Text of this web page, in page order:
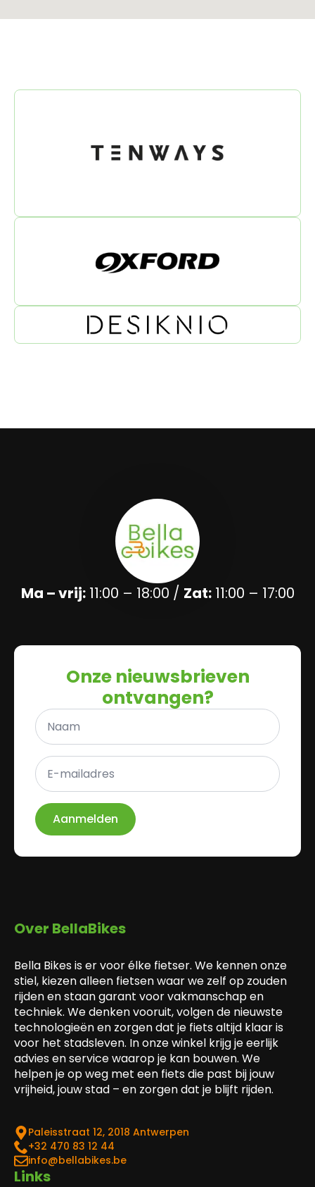
Ma – vrij:11:00 – 18:00 / Zat:11:00 – 17:00
Onze nieuwsbrieven
ontvangen?
Naam
E-
mailadres
*
Aanmelden
Over BellaBikes
Bella Bikes is er voor élke fietser. We kennen onze
stiel, kiezen alleen fietsen waar we zelf op zouden
rijden en staan garant voor vakmanschap en
techniek. We denken vooruit, volgen de nieuwste
technologieën en zorgen dat je fiets altijd klaar is
voor het stadsleven. In onze winkel krijg je eerlijk
advies en service waarop je kan bouwen. We
helpen je op weg met een fiets die past bij jouw
vrijheid, jouw stad – en zorgen dat je blijft rijden.
Paleisstraat 12, 2018 Antwerpen
‎+32 470 83 12 44
info@bellabikes.be
Links